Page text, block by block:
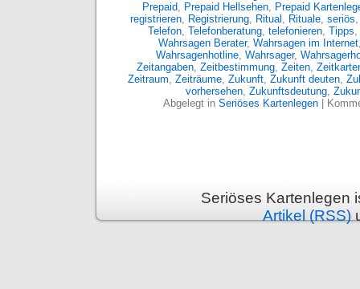
Prepaid, Prepaid Hellsehen, Prepaid
registrieren, Registrierung, Ritual , Rituale, seriös
Telefon, Telefonberatung, telefonieren, Tipps,
Wahrsagen Berater, Wahrsagen im Internet
Wahrsagenhotline, Wahrsager,
Zeitangaben, Zeitbestimmung, Zeiten,
Zeitraum, Zeiträume, Zukunft, Zukunft deuten,
vorhersehen, Zukunftsdeutung,
Abgelegt in Seriöses Kartenlegen|
Seriöses Kartenlegen
Artikel (RSS)